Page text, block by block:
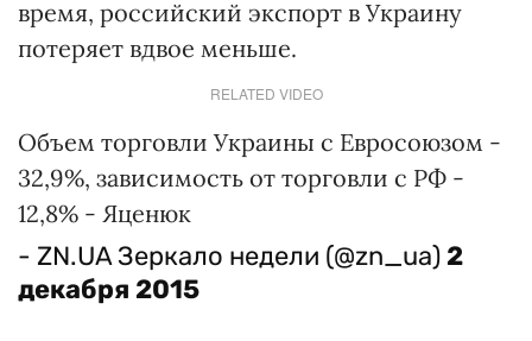
время, российский экспорт в Украину
потеряет вдвое меньше.
RELATED VIDEO
Объем торговли Украины с Евросоюзом -
32,9%, зависимость от торговли с РФ -
12,8% - Яценюк
- ZN.UA Зеркало недели (@zn_ua) 2
декабря 2015